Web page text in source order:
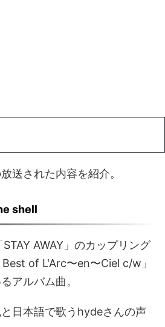
送された内容を紹介。
shell
AWAY」のカップリング
of L'Arc〜en〜Ciel c/w」
アルバム曲。
日本語で歌うhydeさんの声